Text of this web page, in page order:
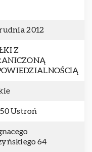
2012
Z
Ustroń
64